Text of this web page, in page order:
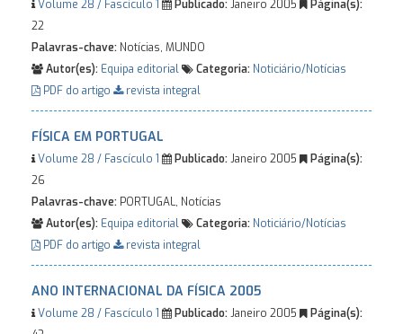
Volume 28 / Fascículo 1 Publicado:Janeiro 2005
Página(s):
22
Palavras-chave: Notícias, MUNDO
Autor(es): Equipa editorial Categoria: Noticiário/Notícias
PDF do artigo
revista integral
FÍSICA EM PORTUGAL
Volume 28 / Fascículo 1 Publicado:Janeiro 2005
Página(s):
26
Palavras-chave: PORTUGAL, Notícias
Autor(es): Equipa editorial Categoria: Noticiário/Notícias
PDF do artigo
revista integral
ANO INTERNACIONAL DA FÍSICA 2005
Volume 28 / Fascículo 1 Publicado:Janeiro 2005
Página(s):